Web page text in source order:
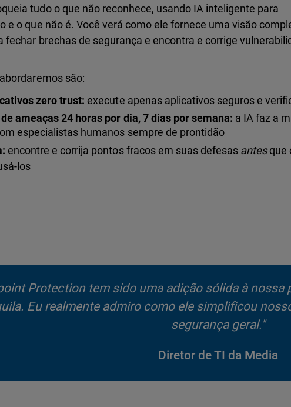
tudo o que não reconhece, usando IA inteligente para
e o que não é. Você verá como ele fornece uma visão
fechar brechas de segurança e encontra e corrige
são:
zero trust: execute apenas aplicativos seguros e
ameaças 24 horas por dia, 7 dias por semana: a IA faz a
especialistas humanos sempre de prontidão
encontre e corrija pontos fracos em suas defesas antesque
los
Protection tem sido uma adição sólida à
Eu realmente admiro como ele simplificou
segurança geral."
Diretor de TI da Media